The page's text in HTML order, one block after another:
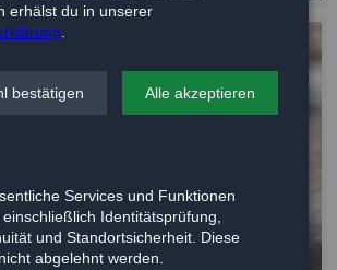
erhälst du in unserer
bestätigen Alle akzeptieren
Services und Funktionen
Identitätsprüfung,
und Standortsicherheit. Diese
abgelehnt werden.